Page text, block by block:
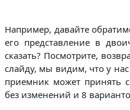
Например, давайте
его представление в
сказать? Посмотрите,
слайду, мы видим, что у нас
приемник может принять
без изменений и 8